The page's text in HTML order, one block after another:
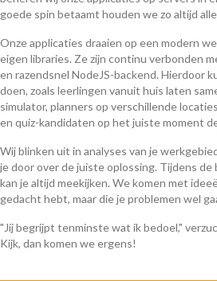
goede spin betaamt houden we zo altijd
Onze applicaties draaien op een modern
eigen libraries. Ze zijn continu verbonden
en razendsnel NodeJS-backend. Hierdoor
doen, zoals leerlingen vanuit huis laten
simulator, planners op verschillende
en quiz-kandidaten op het juiste moment
Wij blinken uit in analyses van je
je door over de juiste oplossing. Tijdens
kan je altijd meekijken. We komen met
gedacht hebt, maar die je problemen wel
"Jij begrijpt tenminste wat ik bedoel,"
Kijk, dan komen we ergens!